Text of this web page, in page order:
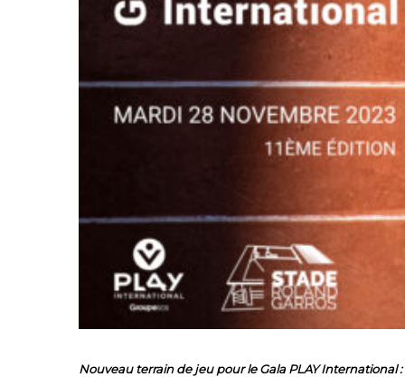
Nouveau terrain de jeu pour le Gala PLAY International :